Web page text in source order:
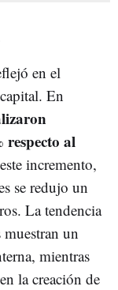
en el
En
al
incremento,
se redujo un
La tendencia
muestran un
mientras
la creación de